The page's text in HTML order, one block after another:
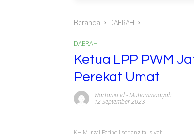
Beranda DAERAH
DAERAH
Ketua LPP PWM
Perekat Umat
Wartamu Id- Muhammadiyah
12 September 2023
KH.M.Irzal Fadholi sedang tausiyah